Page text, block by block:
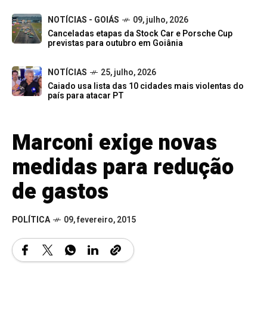
NOTÍCIAS - GOIÁS
09, julho, 2026
Canceladas etapas da Stock Car e Porsche Cup
previstas para outubro em Goiânia
NOTÍCIAS
25, julho, 2026
Caiado usa lista das 10 cidades mais violentas do
país para atacar PT
Marconi exige novas
medidas para redução
de gastos
POLÍTICA 09, fevereiro, 2015